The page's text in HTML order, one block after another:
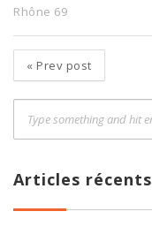
Rhône 69
« Prev post
Articles récents